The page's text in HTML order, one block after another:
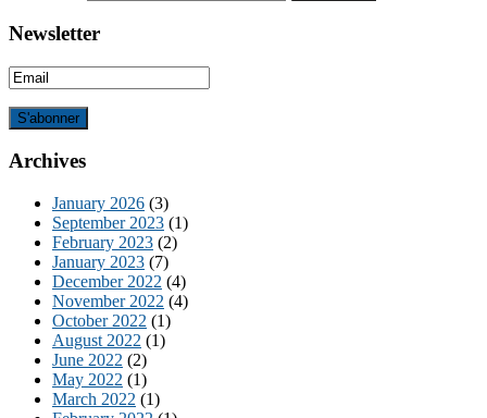
Newsletter
Archives
January 2026 (3)
September 2023 (1)
February 2023 (2)
January 2023 (7)
December 2022 (4)
November 2022 (4)
October 2022 (1)
August 2022 (1)
June 2022 (2)
May 2022 (1)
March 2022 (1)